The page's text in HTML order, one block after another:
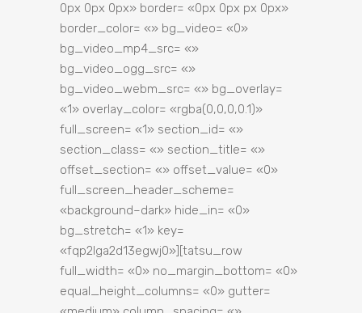
0px 0px 0px» border= «0px 0px px 0px»
border_color= «» bg_video= «0»
bg_video_mp4_src= «»
bg_video_ogg_src= «»
bg_video_webm_src= «» bg_overlay=
«1» overlay_color= «rgba(0,0,0,0.1)»
full_screen= «1» section_id= «»
section_class= «» section_title= «»
offset_section= «» offset_value= «0»
full_screen_header_scheme=
«background–dark» hide_in= «0»
bg_stretch= «1» key=
«fqp2lga2d13egwj0»][tatsu_row
full_width= «0» no_margin_bottom= «0»
equal_height_columns= «0» gutter=